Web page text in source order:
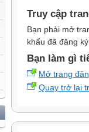
Truy cập
Bạn phải mở
khẩu đã đăng
Bạn làm gì
Mở trang
Quay trở lại